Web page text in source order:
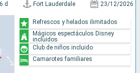
6 d Fort Lauderdale 23/12/2026
Refrescos y helados ilimitados
Mágicos espectáculos Disney
incluidos
Club de niños incluido
Camarotes familiares